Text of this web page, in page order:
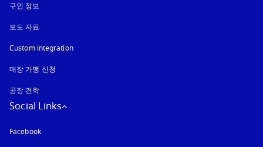
구인 정보
보도 자료
Custom integration
매장 가맹 신청
공장 견학
Social Links
Facebook